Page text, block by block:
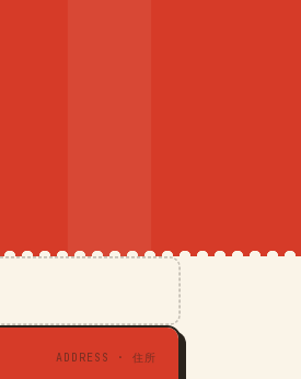
ADDRESS · 住所